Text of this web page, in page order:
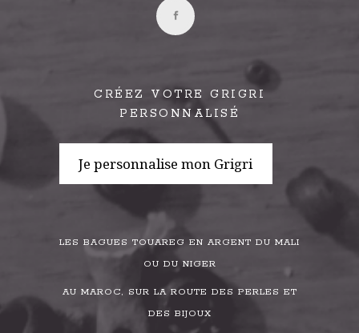
CRÉEZ VOTRE GRIGRI
PERSONNALISÉ
Je personnalise mon Grigri
LES BAGUES TOUAREG EN ARGENT DU MALI
OU DU NIGER
AU MAROC, SUR LA ROUTE DES PERLES ET
DES BIJOUX